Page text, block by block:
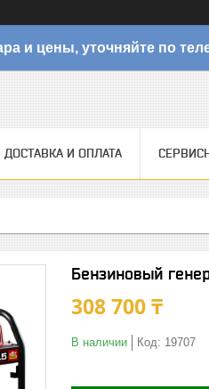
и цены, уточняйте по
ДОСТАВКА И ОПЛАТА
Бензиновый
308 700 ₸
В наличии Код: 19707